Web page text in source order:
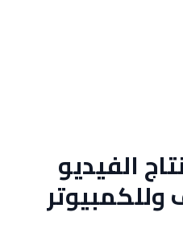
الفيديو
وللكمبيوتر